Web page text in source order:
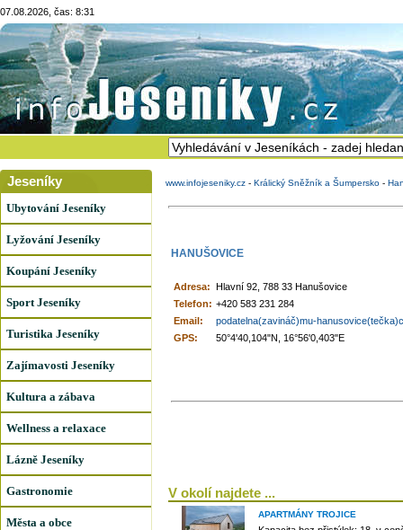
07.08.2026, čas: 8:31
Jeseníky
Ubytování Jeseníky
Lyžování Jeseníky
Koupání Jeseníky
Sport Jeseníky
Turistika Jeseníky
Zajímavosti Jeseníky
Kultura a zábava
Wellness a relaxace
Lázně Jeseníky
Gastronomie
Města a obce
www.infojeseniky.cz - Králický Sněžník a Šumpersko -
HANUŠOVICE
Adresa: Hlavní 92, 788 33 Hanušovice
Telefon: +420 583 231 284
Email:
podatelna(zavináč)mu-
GPS:
50°4'40,104"N, 16°56'0,403"E
V okolí najdete ...
APARTMÁNY TROJICE